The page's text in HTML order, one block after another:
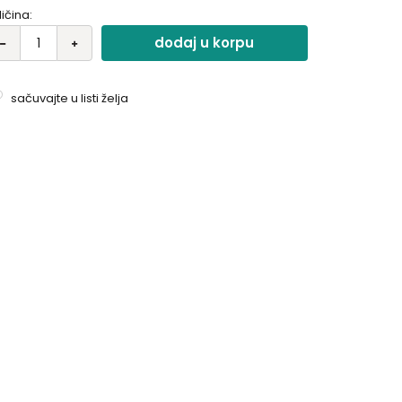
dodaj u korpu
sačuvajte u listi želja